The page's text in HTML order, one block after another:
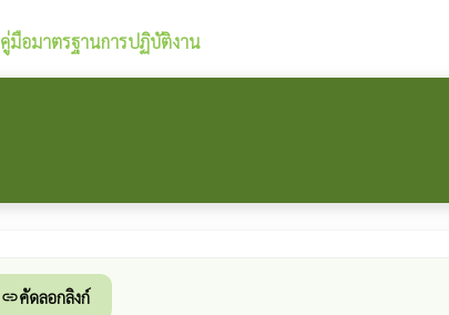
คู่มือมาตรฐานการปฏิบัติงาน
linkคัดลอกลิงก์